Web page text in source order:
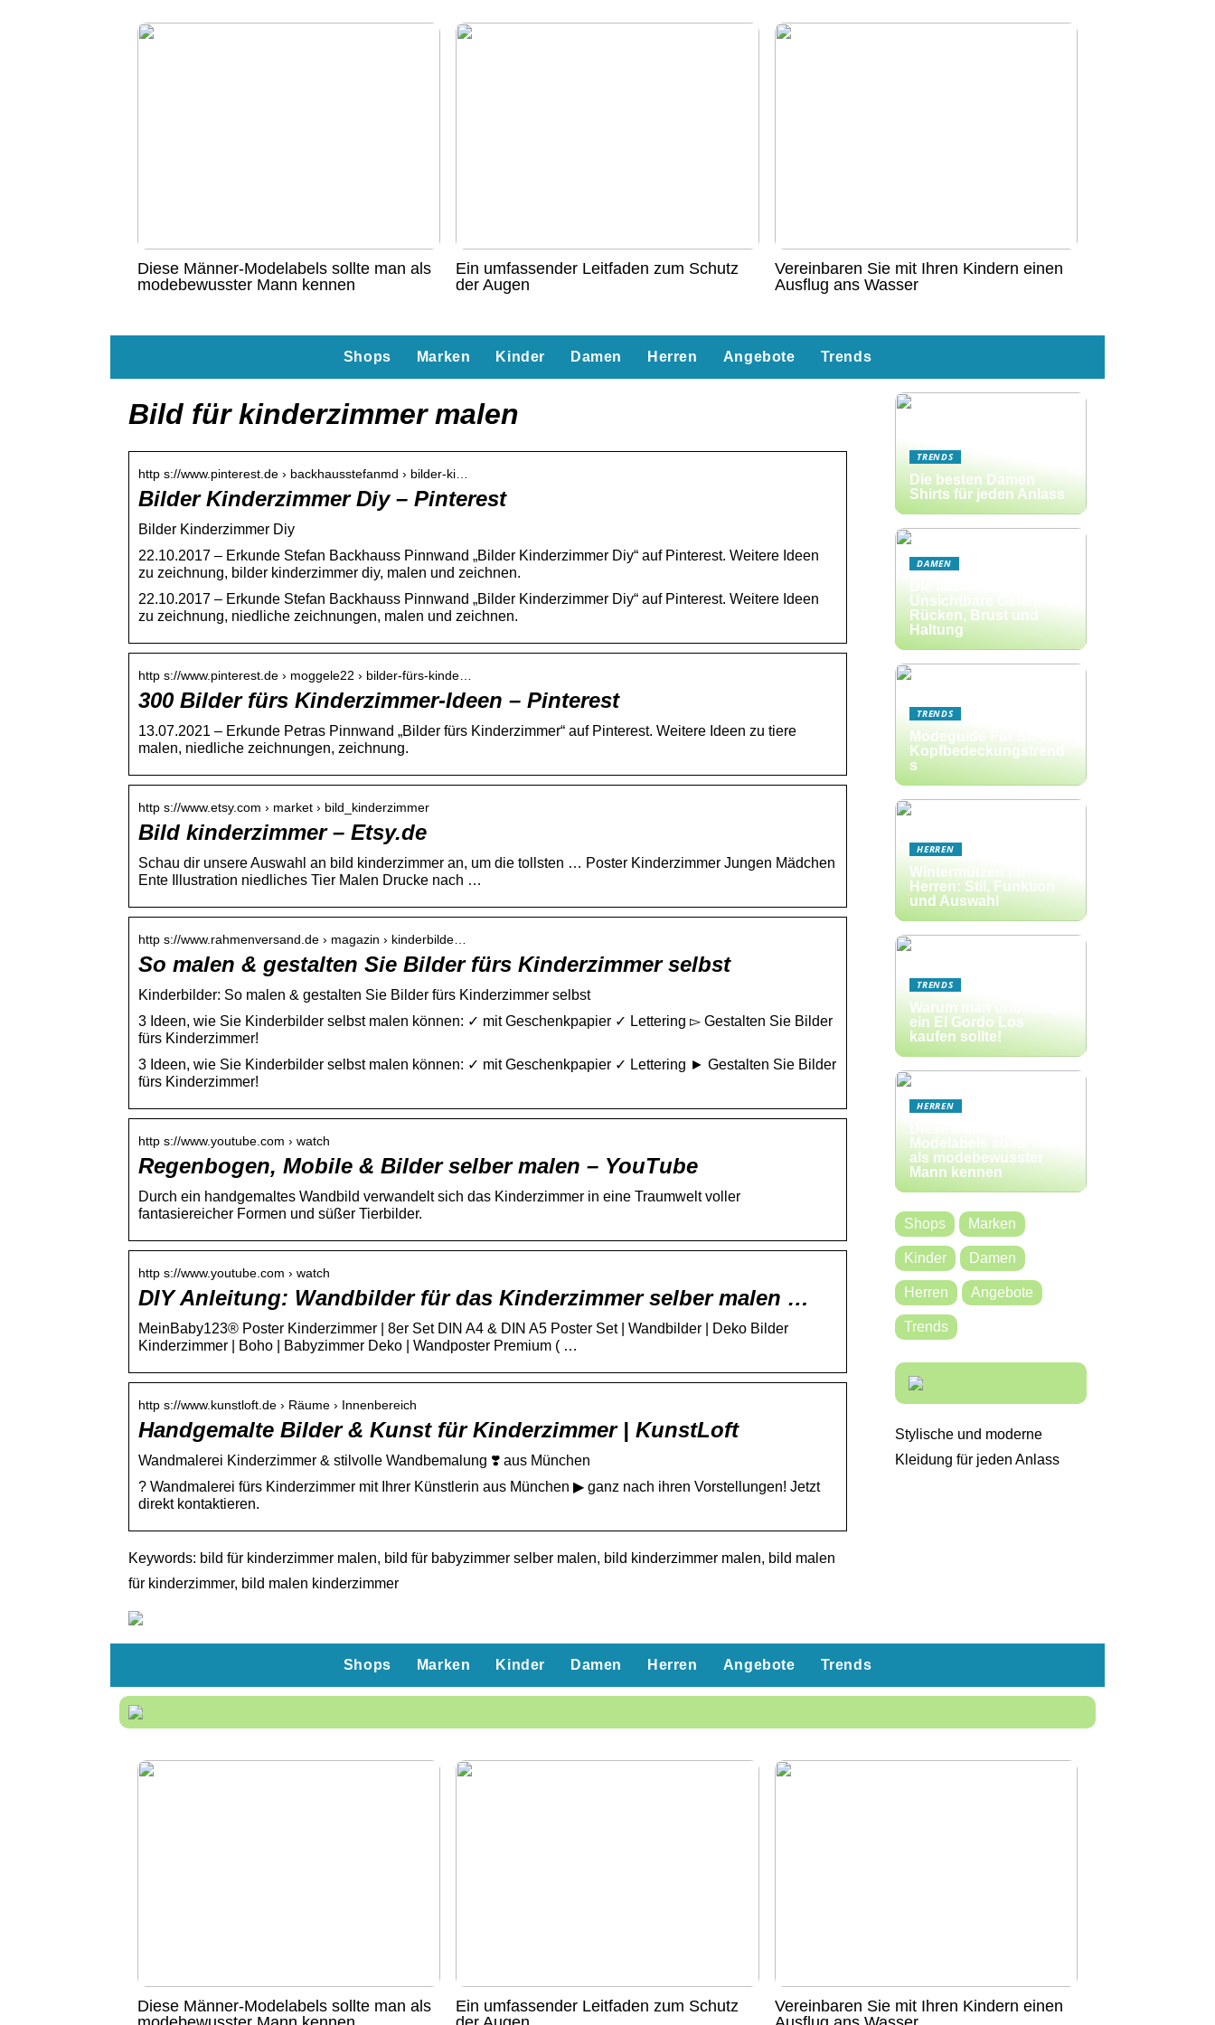
Diese Männer-Modelabels sollte man als
modebewusster Mann kennen
Ein umfassender Leitfaden zum Schutz
der Augen
Vereinbaren Sie mit Ihren Kindern einen
Ausflug ans Wasser
Shops Marken Kinder Damen Herren Angebote Trends
Bild für kinderzimmer malen
http s://www.pinterest.de › backhausstefanmd › bilder-ki…
Bilder Kinderzimmer Diy – Pinterest
Bilder Kinderzimmer Diy
22.10.2017 – Erkunde Stefan Backhauss Pinnwand „Bilder Kinderzimmer Diy“ auf Pinterest. Weitere Ideen
zu zeichnung, bilder kinderzimmer diy, malen und zeichnen.
22.10.2017 – Erkunde Stefan Backhauss Pinnwand „Bilder Kinderzimmer Diy“ auf Pinterest. Weitere Ideen
zu zeichnung, niedliche zeichnungen, malen und zeichnen.
http s://www.pinterest.de › moggele22 › bilder-fürs-kinde…
300 Bilder fürs Kinderzimmer-Ideen – Pinterest
13.07.2021 – Erkunde Petras Pinnwand „Bilder fürs Kinderzimmer“ auf Pinterest. Weitere Ideen zu tiere
malen, niedliche zeichnungen, zeichnung.
http s://www.etsy.com › market › bild_kinderzimmer
Bild kinderzimmer – Etsy.de
Schau dir unsere Auswahl an bild kinderzimmer an, um die tollsten … Poster Kinderzimmer Jungen Mädchen
Ente Illustration niedliches Tier Malen Drucke nach …
http s://www.rahmenversand.de › magazin › kinderbilde…
So malen & gestalten Sie Bilder fürs Kinderzimmer selbst
Kinderbilder: So malen & gestalten Sie Bilder fürs Kinderzimmer selbst
3 Ideen, wie Sie Kinderbilder selbst malen können: ✓ mit Geschenkpapier ✓ Lettering ▻ Gestalten Sie Bilder
fürs Kinderzimmer!
3 Ideen, wie Sie Kinderbilder selbst malen können: ✓ mit Geschenkpapier ✓ Lettering ► Gestalten Sie Bilder
fürs Kinderzimmer!
http s://www.youtube.com › watch
Regenbogen, Mobile & Bilder selber malen – YouTube
Durch ein handgemaltes Wandbild verwandelt sich das Kinderzimmer in eine Traumwelt voller
fantasiereicher Formen und süßer Tierbilder.
http s://www.youtube.com › watch
DIY Anleitung: Wandbilder für das Kinderzimmer selber malen …
MeinBaby123® Poster Kinderzimmer | 8er Set DIN A4 & DIN A5 Poster Set | Wandbilder | Deko Bilder
Kinderzimmer | Boho | Babyzimmer Deko | Wandposter Premium ( …
http s://www.kunstloft.de › Räume › Innenbereich
Handgemalte Bilder & Kunst für Kinderzimmer | KunstLoft
Wandmalerei Kinderzimmer & stilvolle Wandbemalung ❣️ aus München
? Wandmalerei fürs Kinderzimmer mit Ihrer Künstlerin aus München ▶ ganz nach ihren Vorstellungen! Jetzt
direkt kontaktieren.
Keywords: bild für kinderzimmer malen, bild für babyzimmer selber malen, bild kinderzimmer malen, bild malen
für kinderzimmer, bild malen kinderzimmer
TRENDS
Die besten Damen
Shirts für jeden Anlass
DAMEN
Unsichtbare Gefahr für
Rücken, Brust und
Haltung
TRENDS
Modeguide Für Stilvolle
Kopfbedeckungstrend
s
HERREN
Wintermützen für
Herren: Stil, Funktion
und Auswahl
TRENDS
Warum man unbedingt
ein El Gordo Los
kaufen sollte!
HERREN
Modelabels sollte man
als modebewusster
Mann kennen
Shops Marken
Kinder Damen
Herren Angebote
Trends
Stylische und moderne
Kleidung für jeden Anlass
Shops Marken Kinder Damen Herren Angebote Trends
Diese Männer-Modelabels sollte man als
Ein umfassender Leitfaden zum Schutz
Vereinbaren Sie mit Ihren Kindern einen